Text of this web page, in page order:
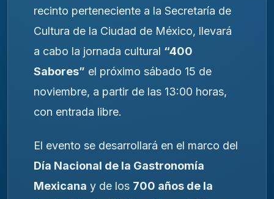
recinto perteneciente a la Secretaría de
Cultura de la Ciudad de México, llevará
a cabo la jornada cultural “400
Sabores” el próximo sábado 15 de
noviembre, a partir de las 13:00 horas,
con entrada libre.
El evento se desarrollará en el marco del
Día Nacional de la Gastronomía
Mexicana y de los 700 años de la